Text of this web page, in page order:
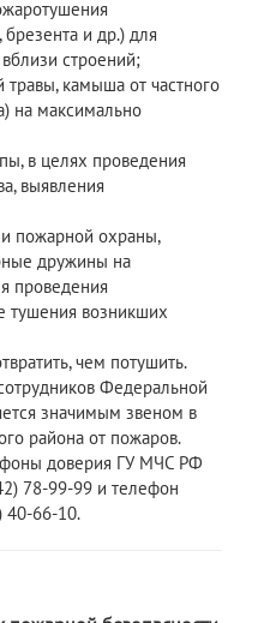
и др.) для
строений;
травы, камыша от частного
на максимально
в целях проведения
выявления
пожарной охраны,
дружины на
проведения
тушения возникших
чем потушить.
Федеральной
значимым звеном в
района от пожаров.
доверия ГУ МЧС РФ
78-99-99 и телефон
66-10.